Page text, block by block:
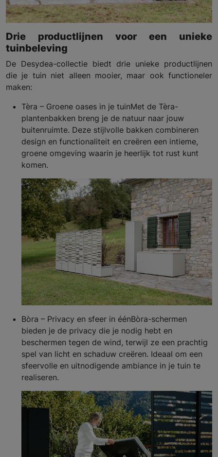
Drie productlijnen voor een unieke
tuinbeleving
De Desydea-collectie biedt drie unieke productlijnen
die je tuin niet alleen mooier, maar ook functioneler
maken:
Tèra – Groene oases in je tuinMet de Tèra-
plantenbakken breng je de natuur naar jouw
buitenruimte. Deze stijlvolle bakken combineren
design en functionaliteit en creëren een intieme,
groene omgeving waarin je heerlijk tot rust kunt
komen.
Bòra – Privacy en sfeer in éénBòra-schermen
bieden je de privacy die je nodig hebt en
beschermen tegen de wind, terwijl ze een prachtig
spel van licht en schaduw creëren. Ideaal om een
sfeervolle en uitnodigende ambiance in je tuin te
realiseren.